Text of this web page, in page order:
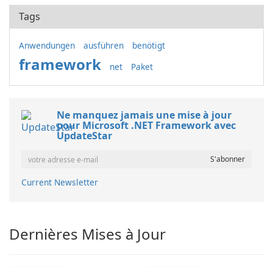
Tags
Anwendungen ausführen benötigt
framework net Paket
Ne manquez jamais une mise à jour
pour Microsoft .NET Framework avec
UpdateStar
Current Newsletter
Dernières Mises à Jour